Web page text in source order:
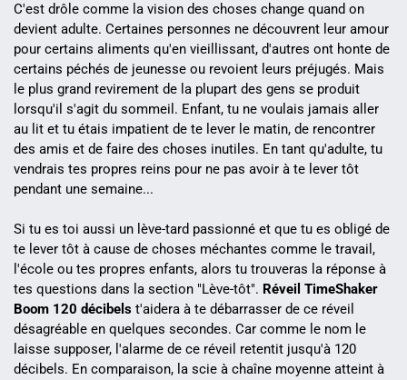
C'est drôle comme la vision des choses change quand on
devient adulte. Certaines personnes ne découvrent leur amour
pour certains aliments qu'en vieillissant, d'autres ont honte de
certains péchés de jeunesse ou revoient leurs préjugés. Mais
le plus grand revirement de la plupart des gens se produit
lorsqu'il s'agit du sommeil. Enfant, tu ne voulais jamais aller
au lit et tu étais impatient de te lever le matin, de rencontrer
des amis et de faire des choses inutiles. En tant qu'adulte, tu
vendrais tes propres reins pour ne pas avoir à te lever tôt
pendant une semaine...
Si tu es toi aussi un lève-tard passionné et que tu es obligé de
te lever tôt à cause de choses méchantes comme le travail,
l'école ou tes propres enfants, alors tu trouveras la réponse à
tes questions dans la section "Lève-tôt". Réveil TimeShaker
Boom 120 décibels t'aidera à te débarrasser de ce réveil
désagréable en quelques secondes. Car comme le nom le
laisse supposer, l'alarme de ce réveil retentit jusqu'à 120
décibels. En comparaison, la scie à chaîne moyenne atteint à